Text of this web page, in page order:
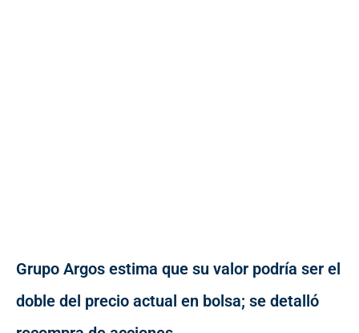
Grupo Argos estima que su valor podría ser el
doble del precio actual en bolsa; se detalló